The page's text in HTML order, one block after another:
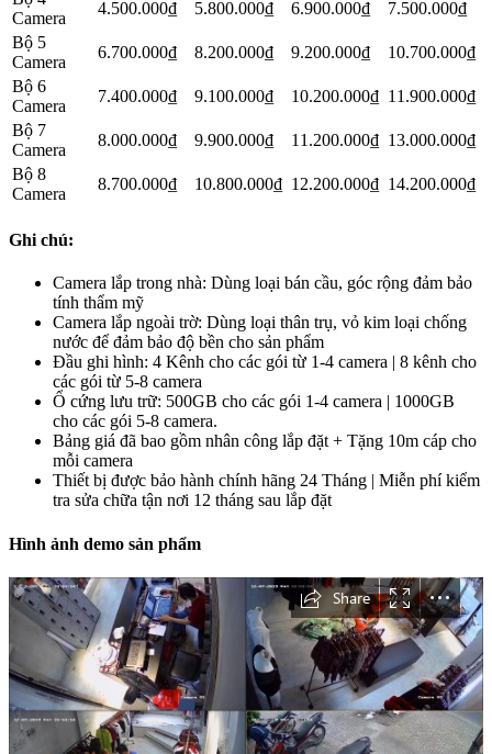
Camera
4.500.000₫ 5.800.000₫ 6.900.000₫
7.500.000₫
Bộ 5
Camera
6.700.000₫ 8.200.000₫ 9.200.000₫
10.700.000₫
Bộ 6
Camera
7.400.000₫ 9.100.000₫ 10.200.000₫ 11.900.000₫
Bộ 7
Camera
8.000.000₫ 9.900.000₫ 11.200.000₫ 13.000.000₫
Bộ 8
Camera
8.700.000₫ 10.800.000₫ 12.200.000₫ 14.200.000₫
Ghi chú:
Camera lắp trong nhà: Dùng loại bán cầu, góc rộng đảm bảo
tính thẩm mỹ
Camera lắp ngoài trờ: Dùng loại thân trụ, vỏ kim loại chống
nước để đảm bảo độ bền cho sản phẩm
Đầu ghi hình: 4 Kênh cho các gói từ 1-4 camera | 8 kênh cho
các gói từ 5-8 camera
Ổ cứng lưu trữ: 500GB cho các gói 1-4 camera | 1000GB
cho các gói 5-8 camera.
Bảng giá đã bao gồm nhân công lắp đặt + Tặng 10m cáp cho
mỗi camera
Thiết bị được bảo hành chính hãng 24 Tháng | Miễn phí kiểm
tra sửa chữa tận nơi 12 tháng sau lắp đặt
Hình ảnh demo sản phẩm